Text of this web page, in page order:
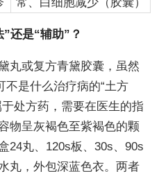
还是“辅助”？
丸或复方青黛胶囊，虽然
不是什么治疗病的“土方
处方药，需要在医生的指
物呈灰褐色至紫褐色的颗
24丸、120s板、30s、90s
丸，外包深蓝色衣。两者